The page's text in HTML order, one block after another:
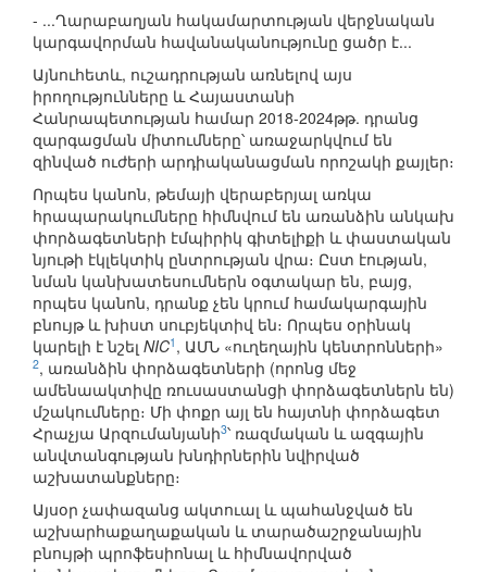
- ...Ղարաբաղյան հակամարտության վերջնական
կարգավորման հավանականությունը ցածր է...
Այնուհետև, ուշադրության առնելով այս
իրողությունները և Հայաստանի
Հանրապետության համար 2018-2024թթ. դրանց
զարգացման միտումները՝ առաջարկվում են
զինված ուժերի արդիականացման որոշակի քայլեր։
Որպես կանոն, թեմայի վերաբերյալ առկա
հրապարակումները հիմնվում են առանձին անկախ
փորձագետների էմպիրիկ գիտելիքի և փաստական
նյութի էկլեկտիկ ընտրության վրա։ Ըստ էության,
նման կանխատեսումներն օգտակար են, բայց,
որպես կանոն, դրանք չեն կրում համակարգային
բնույթ և խիստ սուբյեկտիվ են։ Որպես օրինակ
կարելի է նշել NIC1 , ԱՄՆ «ուղեղային կենտրոնների»
2, առանձին փորձագետների (որոնց մեջ
ամենաակտիվը ռուսաստանցի փորձագետներն են)
մշակումները։ Մի փոքր այլ են հայտնի փորձագետ
Հրաչյա Արզումանյանի3՝ ռազմական և ազգային
անվտանգության խնդիրներին նվիրված
աշխատանքները։
Այսօր չափազանց ակտուալ և պահանջված են
աշխարհաքաղաքական և տարածաշրջանային
բնույթի պրոֆեսիոնալ և հիմնավորված